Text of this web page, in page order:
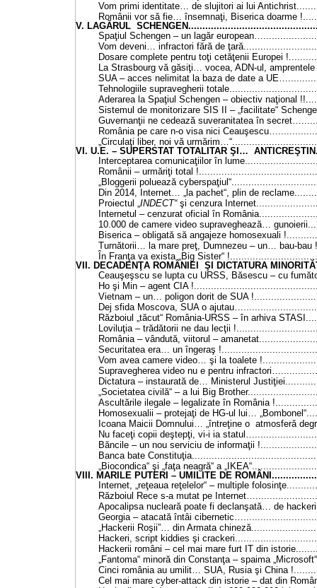
Vom primi identitate… de slujitori ai lui
Românii vor să fie… însemnaţi, Biserica doarme
V. LAGĂRUL
Spaţiul Schengen – un lagăr
Vom deveni… infractori fără de
Dosare complete pentru toţi cetăţenii Europei
La Strasbourg vă găsiţi… vocea, ADN-ul,
SUA – acces nelimitat la baza de date a
Tehnologiile supravegherii
Aderarea la Spaţiul Schengen – obiectiv naţional
Sistemul de monitorizare SIS II – „facilitate“
Guvernanţii ne cedează suveranitatea în
România pe care n-o visa nici
„Circulaţi liber, noi vă
VI. U.E. – SUPERSTAT TOTALITAR ŞI…
Interceptarea comunicaţiilor în
Românii – urmăriţi total
„Bloggerii poluează
Din 2014, Internet… „la pachet“, plin de
Proiectul „INDECT“şi cenzura
Internetul – cenzurat oficial în
10.000 de camere video supraveghează…
Biserica – obligată să angajeze homosexuali
Turnătorii… la mare preţ, Dumnezeu – un… bau-
În Franţa va exista „Big Sister“
VII. DECADENŢA ROMÂNIEI ŞI DICTATURA
Ceauşeşscu se lupta cu URSS, Băsescu – cu
Ho şi Min – agent CIA
Vietnam – un… poligon dorit de SUA
Dej sfida Moscova, SUA o
Războiul „tăcut“ România-URSS – în arhiva
Loviluţia – trădătorii ne dau lecţii
România – vândută, viitorul –
Securitatea era… un îngeraş
Vom avea camere video… şi la toalete
Supravegherea video nu e pentru
Dictatura – instaurată de… Ministerul
„Societatea civilă“ – a lui Big
Ascultările ilegale – legalizate în România
Homosexualii – protejaţi de HG-ul lui…
Icoana Maicii Domnului… „întreţine o atmosferă
Nu faceţi copii deştepţi, vi-i ia
Băncile – un nou serviciu de informaţii
Banca bate
„Biocondica“ şi „faţa neagră“ a
VIII. MARILE PUTERI – UMILITE DE
Internet, „reţeaua reţelelor“ – multiple
Războiul Rece s-a mutat pe
Apocalipsa nucleară poate fi declanşată… de
Georgia – atacată întâi
„Hackerii Roşii”… din Armata
Hackeri, script kiddies şi
Hackerii români – cel mai mare furt IT din
„Fantoma“ minoră din Constanţa – spaima
Cinci românia au umilit… SUA, Rusia şi China
Cel mai mare cyber-attack din istorie – dat din